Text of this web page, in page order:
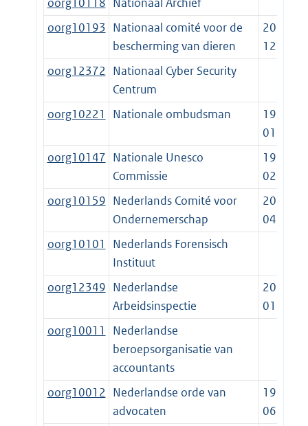
oorg10193 Nationaal comité voor de
bescherming van dieren
2014-
12-18
oorg12372 Nationaal Cyber Security
Centrum
oorg10221
Nationale ombudsman
1982-
01-01
oorg10147 Nationale Unesco
Commissie
1994-
02-23
oorg10159 Nederlands Comité voor
Ondernemerschap
2018-
04-01
oorg10101
Nederlands Forensisch
Instituut
oorg12349 Nederlandse
Arbeidsinspectie
2012-
01-01
oorg10011
Nederlandse
beroepsorganisatie van
accountants
oorg10012 Nederlandse orde van
advocaten
1952-
06-23